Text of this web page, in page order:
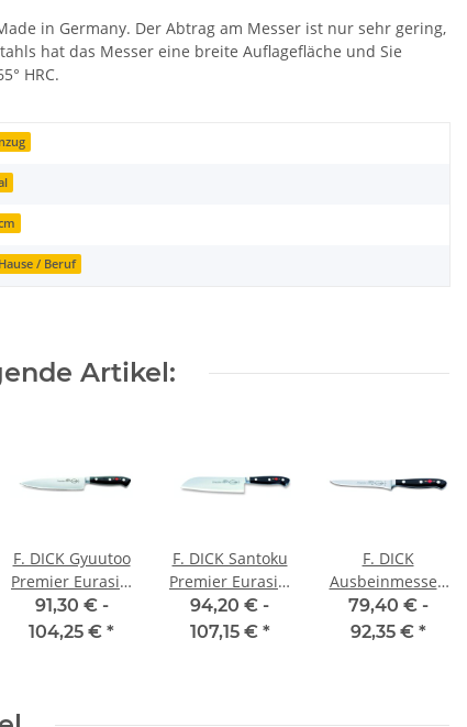
in Germany. Der Abtrag am Messer ist nur sehr gering,
hat das Messer eine breite Auflagefläche und Sie
HRC.
/ Beruf
Artikel:
F. DICK Gyuutoo
Premier Eurasia,
18 cm
91,30 € -
104,25 € *
F. DICK Santoku
Premier Eurasia,
18cm
94,20 € -
107,15 € *
F. DICK
Ausbeinmesser,
steif Premier
Plus, 13cm
79,40 € -
92,35 € *